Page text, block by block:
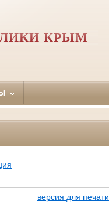
КРЫМ
версия для печати